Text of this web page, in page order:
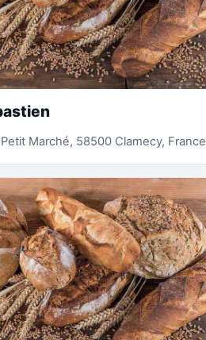
Marché, 58500 Clamecy, France